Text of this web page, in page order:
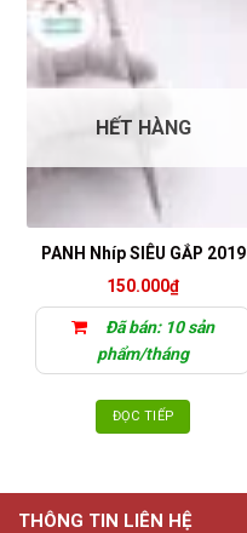
HẾT HÀNG
PANH Nhíp SIÊU GẮP 2019
150.000₫
Đã bán: 10 sản
phẩm/tháng
ĐỌC TIẾP
THÔNG TIN LIÊN HỆ